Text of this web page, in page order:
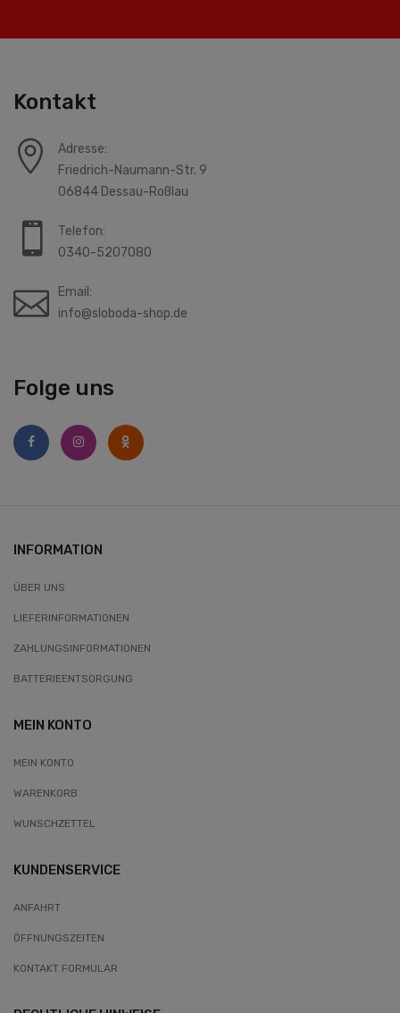
Folge uns
Kontakt
Adresse:
Friedrich-Naumann-Str. 9
06844 Dessau-Roßlau
Telefon:
0340-5207080
Email:
info@sloboda-shop.de
INFORMATION
ÜBER UNS
LIEFERINFORMATIONEN
ZAHLUNGSINFORMATIONEN
BATTERIEENTSORGUNG
MEIN KONTO
MEIN KONTO
WARENKORB
WUNSCHZETTEL
KUNDENSERVICE
ANFAHRT
ÖFFNUNGSZEITEN
KONTAKT FORMULAR